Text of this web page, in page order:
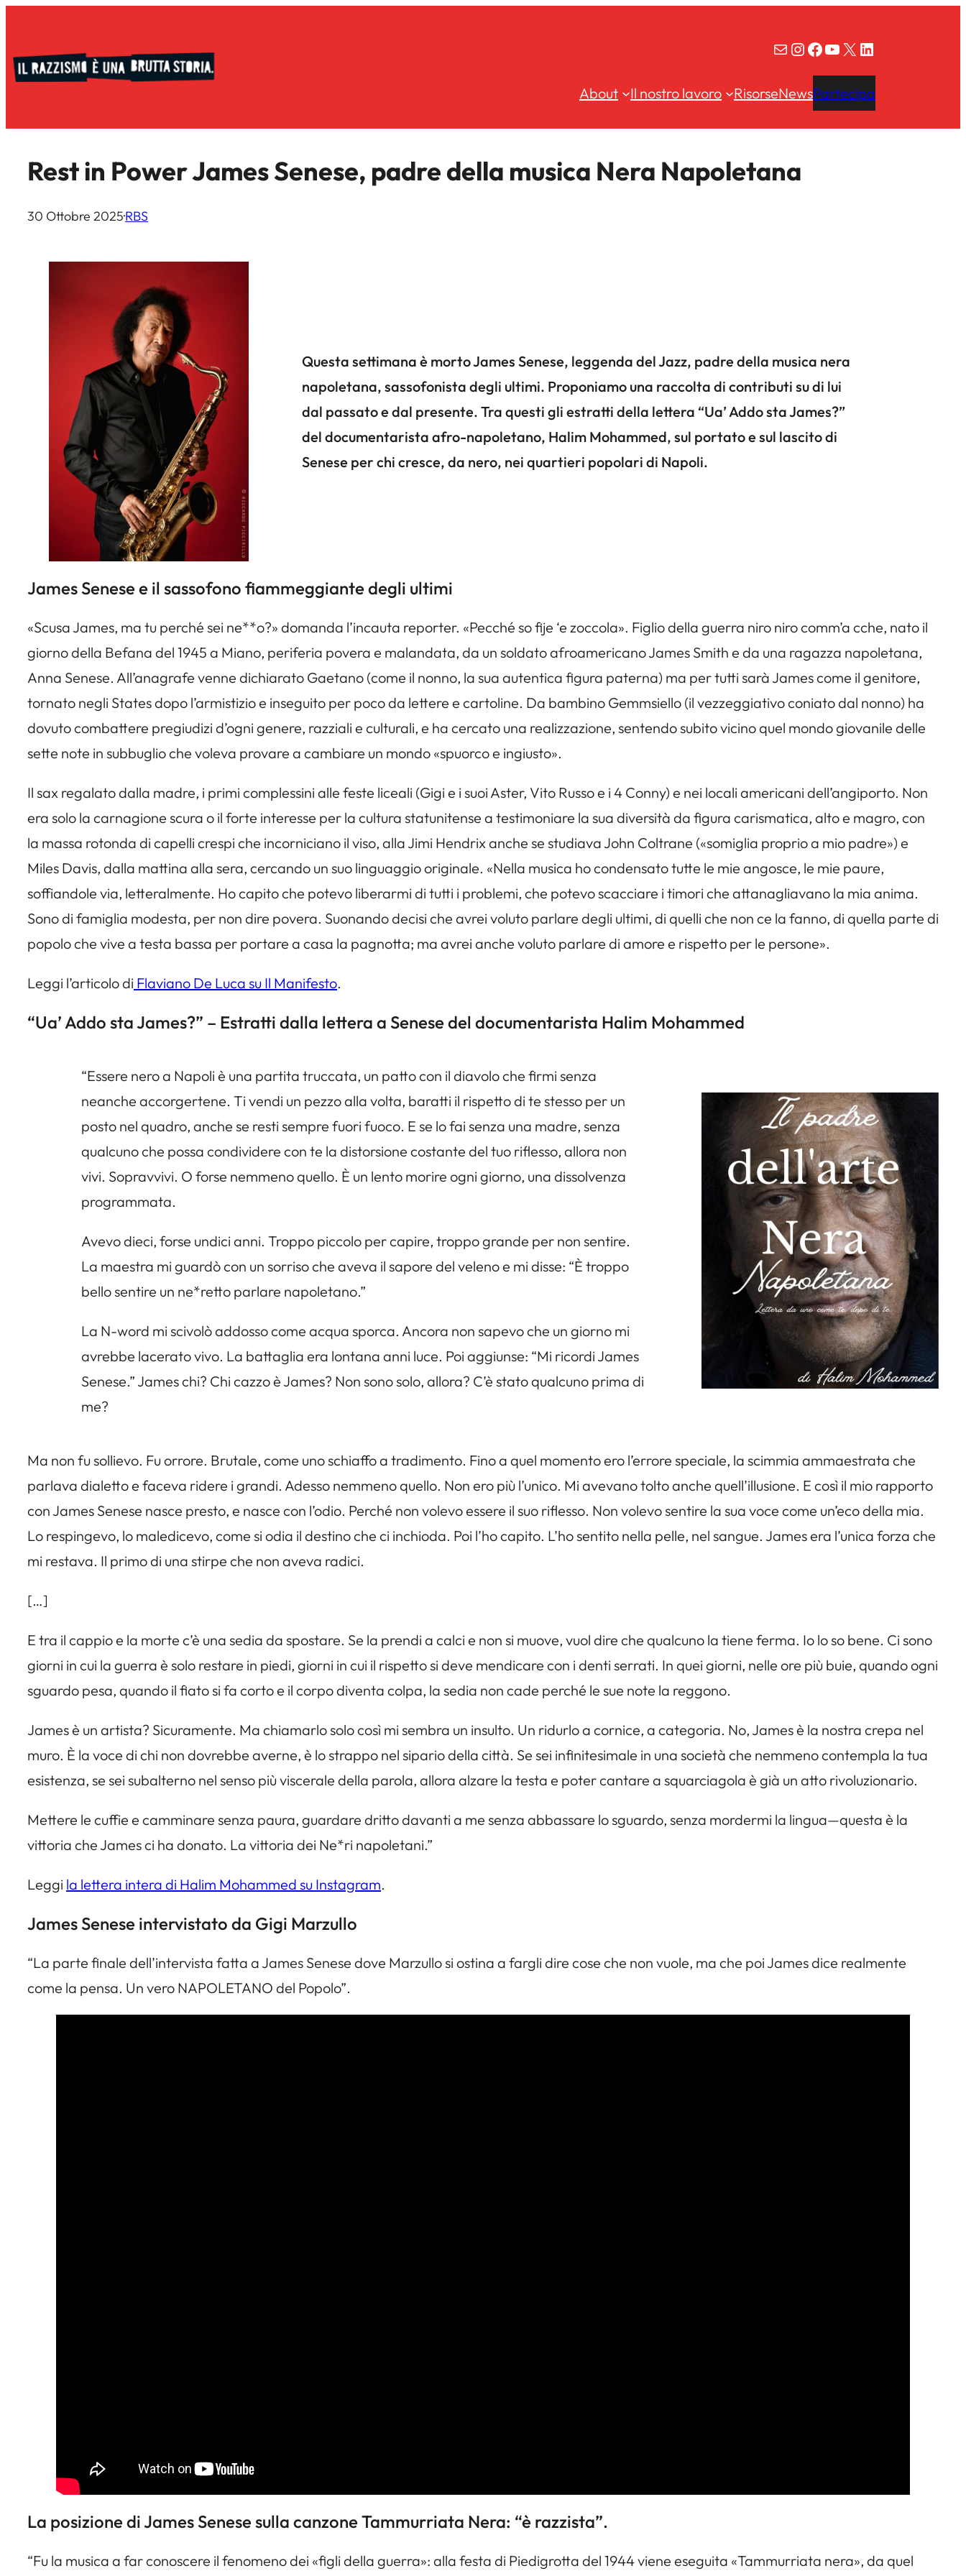
contenuto
Email
Instagram
Facebook
YouTube
X LinkedIn
About Il nostro lavoro RisorseNewsPartecipa
Rest in Power James Senese, padre della musica Nera Napoletana
30 Ottobre 2025·RBS
Questa settimana è morto James Senese, leggenda del Jazz, padre della musica nera
napoletana, sassofonista degli ultimi. Proponiamo una raccolta di contributi su di lui
dal passato e dal presente. Tra questi gli estratti della lettera “Ua’ Addo sta James?”
del documentarista afro-napoletano, Halim Mohammed, sul portato e sul lascito di
Senese per chi cresce, da nero, nei quartieri popolari di Napoli.
James Senese e il sassofono fiammeggiante degli ultimi
«Scusa James, ma tu perché sei ne**o?» domanda l’incauta reporter. «Pecché so fije ‘e zoccola». Figlio della guerra niro niro comm’a cche, nato il
giorno della Befana del 1945 a Miano, periferia povera e malandata, da un soldato afroamericano James Smith e da una ragazza napoletana,
Anna Senese. All’anagrafe venne dichiarato Gaetano (come il nonno, la sua autentica figura paterna) ma per tutti sarà James come il genitore,
tornato negli States dopo l’armistizio e inseguito per poco da lettere e cartoline. Da bambino Gemmsiello (il vezzeggiativo coniato dal nonno) ha
dovuto combattere pregiudizi d’ogni genere, razziali e culturali, e ha cercato una realizzazione, sentendo subito vicino quel mondo giovanile delle
sette note in subbuglio che voleva provare a cambiare un mondo «spuorco e ingiusto».
Il sax regalato dalla madre, i primi complessini alle feste liceali (Gigi e i suoi Aster, Vito Russo e i 4 Conny) e nei locali americani dell’angiporto. Non
era solo la carnagione scura o il forte interesse per la cultura statunitense a testimoniare la sua diversità da figura carismatica, alto e magro, con
la massa rotonda di capelli crespi che incorniciano il viso, alla Jimi Hendrix anche se studiava John Coltrane («somiglia proprio a mio padre») e
Miles Davis, dalla mattina alla sera, cercando un suo linguaggio originale. «Nella musica ho condensato tutte le mie angosce, le mie paure,
soffiandole via, letteralmente. Ho capito che potevo liberarmi di tutti i problemi, che potevo scacciare i timori che attanagliavano la mia anima.
Sono di famiglia modesta, per non dire povera. Suonando decisi che avrei voluto parlare degli ultimi, di quelli che non ce la fanno, di quella parte di
popolo che vive a testa bassa per portare a casa la pagnotta; ma avrei anche voluto parlare di amore e rispetto per le persone».
Leggi l’articolo di Flaviano De Luca su Il Manifesto.
“Ua’ Addo sta James?” – Estratti dalla lettera a Senese del documentarista Halim Mohammed
“Essere nero a Napoli è una partita truccata, un patto con il diavolo che firmi senza
neanche accorgertene. Ti vendi un pezzo alla volta, baratti il rispetto di te stesso per un
posto nel quadro, anche se resti sempre fuori fuoco. E se lo fai senza una madre, senza
qualcuno che possa condividere con te la distorsione costante del tuo riflesso, allora non
vivi. Sopravvivi. O forse nemmeno quello. È un lento morire ogni giorno, una dissolvenza
programmata.
Avevo dieci, forse undici anni. Troppo piccolo per capire, troppo grande per non sentire.
La maestra mi guardò con un sorriso che aveva il sapore del veleno e mi disse: “È troppo
bello sentire un ne*retto parlare napoletano.”
La N-word mi scivolò addosso come acqua sporca. Ancora non sapevo che un giorno mi
avrebbe lacerato vivo. La battaglia era lontana anni luce. Poi aggiunse: “Mi ricordi James
Senese.” James chi? Chi cazzo è James? Non sono solo, allora? C’è stato qualcuno prima di
me?
Ma non fu sollievo. Fu orrore. Brutale, come uno schiaffo a tradimento. Fino a quel momento ero l’errore speciale, la scimmia ammaestrata che
parlava dialetto e faceva ridere i grandi. Adesso nemmeno quello. Non ero più l’unico. Mi avevano tolto anche quell’illusione. E così il mio rapporto
con James Senese nasce presto, e nasce con l’odio. Perché non volevo essere il suo riflesso. Non volevo sentire la sua voce come un’eco della mia.
Lo respingevo, lo maledicevo, come si odia il destino che ci inchioda. Poi l’ho capito. L’ho sentito nella pelle, nel sangue. James era l’unica forza che
mi restava. Il primo di una stirpe che non aveva radici.
[…]
E tra il cappio e la morte c’è una sedia da spostare. Se la prendi a calci e non si muove, vuol dire che qualcuno la tiene ferma. Io lo so bene. Ci sono
giorni in cui la guerra è solo restare in piedi, giorni in cui il rispetto si deve mendicare con i denti serrati. In quei giorni, nelle ore più buie, quando ogni
sguardo pesa, quando il fiato si fa corto e il corpo diventa colpa, la sedia non cade perché le sue note la reggono.
James è un artista? Sicuramente. Ma chiamarlo solo così mi sembra un insulto. Un ridurlo a cornice, a categoria. No, James è la nostra crepa nel
muro. È la voce di chi non dovrebbe averne, è lo strappo nel sipario della città. Se sei infinitesimale in una società che nemmeno contempla la tua
esistenza, se sei subalterno nel senso più viscerale della parola, allora alzare la testa e poter cantare a squarciagola è già un atto rivoluzionario.
Mettere le cuffie e camminare senza paura, guardare dritto davanti a me senza abbassare lo sguardo, senza mordermi la lingua—questa è la
vittoria che James ci ha donato. La vittoria dei Ne*ri napoletani.”
Leggi la lettera intera di Halim Mohammed su Instagram.
James Senese intervistato da Gigi Marzullo
“La parte finale dell’intervista fatta a James Senese dove Marzullo si ostina a fargli dire cose che non vuole, ma che poi James dice realmente
come la pensa. Un vero NAPOLETANO del Popolo”.
La posizione di James Senese sulla canzoneTammurriata Nera: “è razzista”.
“Fu la musica a far conoscere il fenomeno dei «figli della guerra»: alla festa di Piedigrotta del 1944 viene eseguita «Tammurriata nera», da quel